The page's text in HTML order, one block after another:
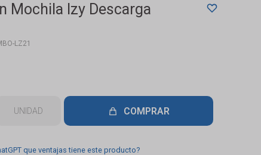
Mochila Izy Descarga
LZ21
UNIDAD COMPRAR
que ventajas tiene este producto?